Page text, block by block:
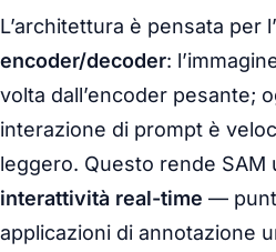
L’architettura è pensata per l’
encoder/decoder:
volta dall’encoder pesante;
interazione di prompt è
leggero. Questo rende SAM
interattività real-time —
applicazioni di annotazione